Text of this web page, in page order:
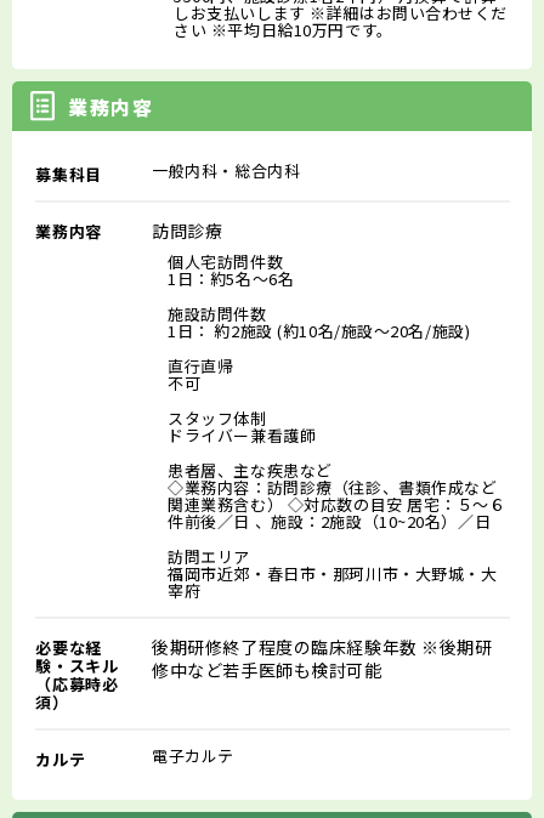
しお支払いします ※詳細はお問い合わせくだ
さい ※平均日給10万円です。
業務内容
募集科目 一般内科・総合内科
業務内容 訪問診療
個人宅訪問件数
1日：約5名～6名
施設訪問件数
1日： 約2施設 (約10名/施設～20名/施設)
直行直帰
不可
スタッフ体制
ドライバー兼看護師
患者層、主な疾患など
◇業務内容：訪問診療（往診、書類作成など
関連業務含む） ◇対応数の目安 居宅：５～６
件前後／日 、施設：2施設（10~20名）／日
訪問エリア
福岡市近郊・春日市・那珂川市・大野城・大
宰府
必要な経
験・スキル
（応募時必
須）
後期研修終了程度の臨床経験年数 ※後期研
修中など若手医師も検討可能
カルテ 電子カルテ